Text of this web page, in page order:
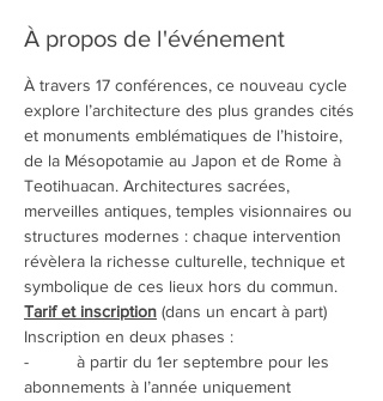
À propos de l'événement
À travers 17 conférences, ce nouveau cycle
explore l’architecture des plus grandes cités
et monuments emblématiques de l’histoire,
de la Mésopotamie au Japon et de Rome à
Teotihuacan. Architectures sacrées,
merveilles antiques, temples visionnaires ou
structures modernes : chaque intervention
révèlera la richesse culturelle, technique et
symbolique de ces lieux hors du commun.
Tarif et inscription (dans un encart à part)
Inscription en deux phases :
-          à partir du 1er septembre pour les
abonnements à l’année uniquement